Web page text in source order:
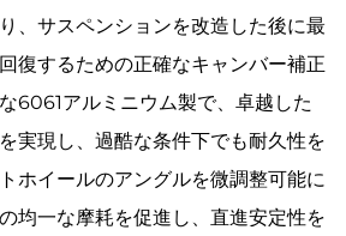
、サスペンションを改造した後に最
復するための正確なキャンバー補正
6061アルミニウム製で、卓越した
実現し、過酷な条件下でも耐久性を
ホイールのアングルを微調整可能に
均一な摩耗を促進し、直進安定性を